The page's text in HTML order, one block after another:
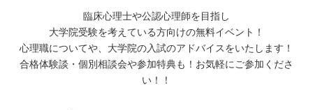
臨床心理士や公認心理師を目指し
大学院受験を考えている方向けの無料イベント！
心理職についてや、大学院の入試のアドバイスをいたします！
合格体験談・個別相談会や参加特典も！お気軽にご参加くださ
い！！